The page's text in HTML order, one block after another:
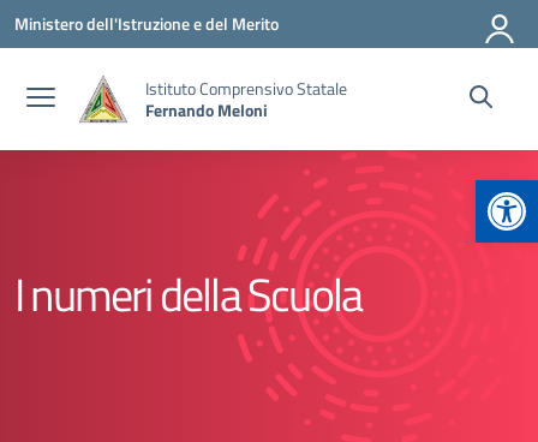
Vai ai contenuti
Vai al menu di navigazione
Vai al footer
Ministero dell'Istruzione e del Merito
Istituto Comprensivo Statale
Fernando Meloni
I numeri della Scuola